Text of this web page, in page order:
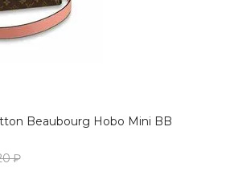
Beaubourg Hobo Mini BB
₽